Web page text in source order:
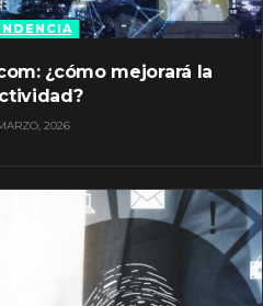
¿cómo mejorará la
2026